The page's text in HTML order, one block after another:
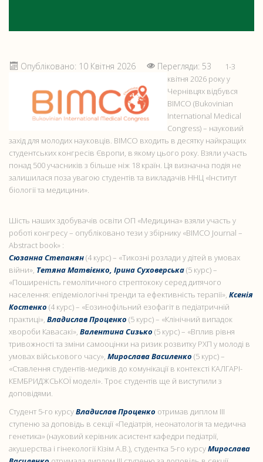
Опубліковано: 10 Квітня 2026 Перегляди: 53
1-3
квітня 2026 року у
Чернівцях відбувся
BIMCO (Bukovinian
International Medical
Congress) – науковий
захід для молодих науковців. BIMCO входить в десятку найкращих
студентських конгресів Європи, в якому цього року. Взяли участь
понад 500 учасників з більше ніж 18 країн. Ця визначна подія не
залишилася поза увагою студентів та викладачів ННЦ «Інститут
біології та медицини».
Шість наших здобувачів освіти ОП «Медицина» взяли участь у
роботі конгресу – опубліковано тези у збірнику «BIMCO Journal –
Abstract book» :
Сюзанна Степанян(4 курс) – «Тикозні розлади у дітей в умовах
війни», Тетяна Матвієнко, Ірина Суховерська(5 курс) –
«Поширеність гемолітичного стрептококу серед дитячого
населення: епідеміологічні тренди та ефективність терапії», Ксенія
Костенко (4 курс) – «Еозинофільний езофагіт в педіатричній
практиці», Владислав Проценко (5 курс) – «Клінічний випадок
хвороби Кавасакі», Валентина Сизько (5 курс) – «Вплив рівня
тривожності та зміни самооцінки на ризик розвитку РХП у молоді в
умовах військового часу», Мирослава Василенко (5 курс) –
«Ставлення студентів-медиків до комунікації в контексті КАЛГАРІ-
КЕМБРИДЖСЬКОЇ моделі». Троє студентів ще й виступили з
доповідями.
Студент 5-го курсуВладислав Проценко отримав диплом ІІІ
ступеню за доповідь в секції «Педіатрія, неонатологія та медична
генетика» (науковий керівник асистент кафедри педіатрії,
акушерства і гінекології Кізім А.В.), студентка 5-го курсуМирослава